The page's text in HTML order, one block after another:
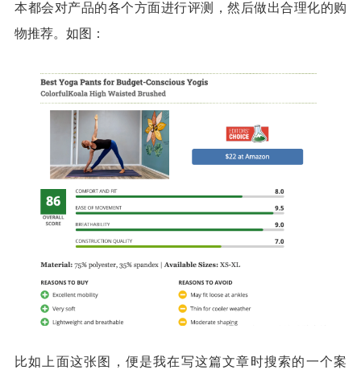
本都会对产品的各个方面进行评测，然后做出合理化的购
物推荐。如图：
比如上面这张图，便是我在写这篇文章时搜索的一个案